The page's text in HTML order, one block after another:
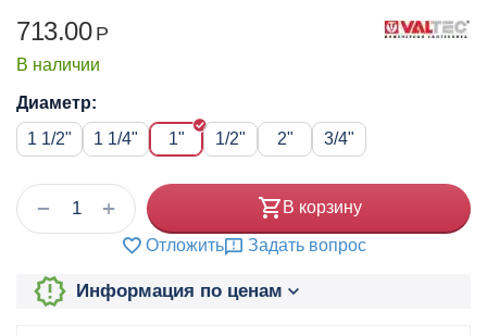
713.00 Р
В наличии
Диаметр:
1 1/2"
1 1/4" 1" 1/2" 2" 3/4"
+
− В корзину
Отложить Задать вопрос
Информация по ценам